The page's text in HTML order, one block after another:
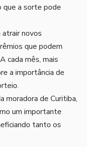
que a sorte pode
atrair novos
que podem
cada mês, mais
a importância de
moradora de Curitiba,
um importante
tanto os